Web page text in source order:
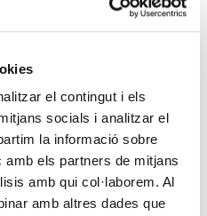
el contingut i els
socials i analitzar el
la informació sobre
els partners de mitjans
amb qui col·laborem. Al
amb altres dades que